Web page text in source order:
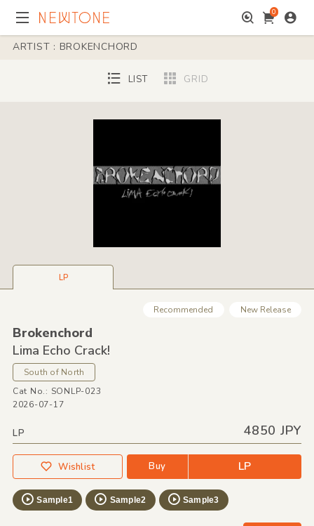
0
ARTIST : BROKENCHORD
LIST GRID
LP
Recommended New Release
Brokenchord
Lima Echo Crack!
South of North
Cat No.: SONLP-023
2026-07-17
LP 4850 JPY
Wishlist Buy LP
Sample1 Sample2 Sample3